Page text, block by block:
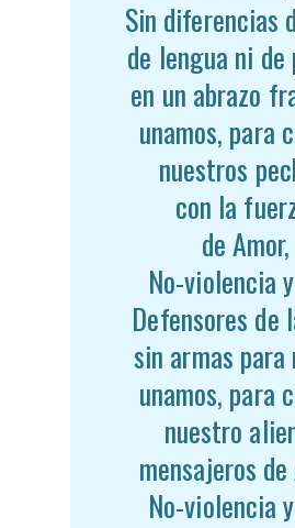
Sin diferencias
de lengua ni de
en un abrazo
unamos, para
nuestros
con la
de Amor,
No-violencia
Defensores de
sin armas para
unamos, para
nuestro
mensajeros de
No-violencia